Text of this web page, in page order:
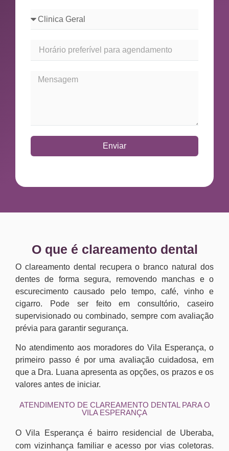
Enviar
O que é clareamento dental
O clareamento dental recupera o branco natural dos
dentes de forma segura, removendo manchas e o
escurecimento causado pelo tempo, café, vinho e
cigarro. Pode ser feito em consultório, caseiro
supervisionado ou combinado, sempre com avaliação
prévia para garantir segurança.
No atendimento aos moradores do Vila Esperança, o
primeiro passo é por uma avaliação cuidadosa, em
que a Dra. Luana apresenta as opções, os prazos e os
valores antes de iniciar.
ATENDIMENTO DE CLAREAMENTO DENTAL PARA O
VILA ESPERANÇA
O Vila Esperança é bairro residencial de Uberaba,
com vizinhança familiar e acesso por vias coletoras.